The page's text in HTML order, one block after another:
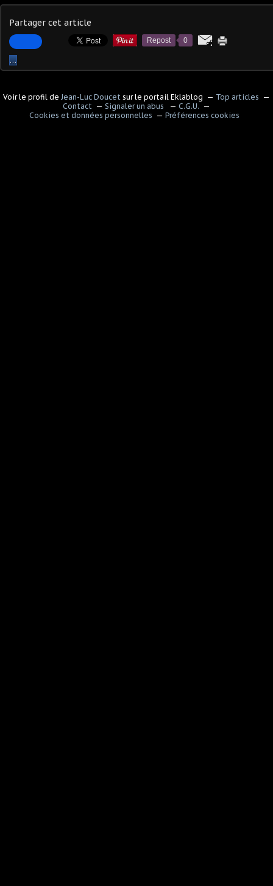
Partager cet article
Repost 0
…
Voir le profil de Jean-Luc Doucet sur le portail Eklablog
Top articles
Contact
Signaler un abus
C.G.U.
Cookies et données personnelles
Préférences cookies